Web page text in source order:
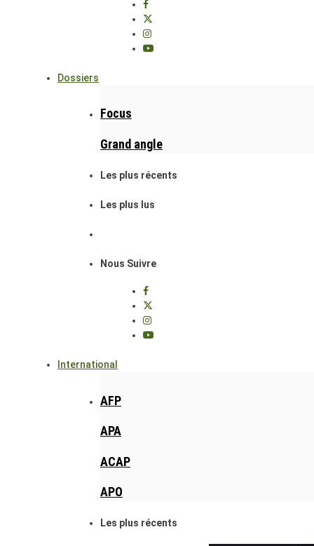
Dossiers
Focus
Grand angle
Les plus récents
Les plus lus
Nous Suivre
International
AFP
APA
ACAP
APO
Les plus récents